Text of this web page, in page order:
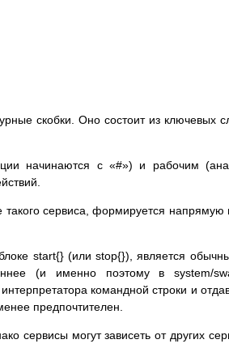
скобки. Оно состоит из ключевых
начинаются с «#») и рабочим
сервиса, формируется напрямую
start{} (или stop{}), является
(и именно поэтому в system/
командной строки и
предпочтителен.
сервисы могут зависеть от других